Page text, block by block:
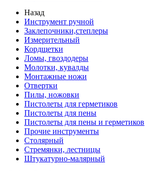
Назад
Инструмент ручной
Заклепочники,степлеры
Измерительный
Кордщетки
Ломы, гвоздодеры
Молотки, кувалды
Монтажные ножи
Отвертки
Пилы, ножовки
Пистолеты для герметиков
Пистолеты для пены
Пистолеты для пены и герметиков
Прочие инструменты
Столярный
Стремянки, лестницы
Штукатурно-малярный